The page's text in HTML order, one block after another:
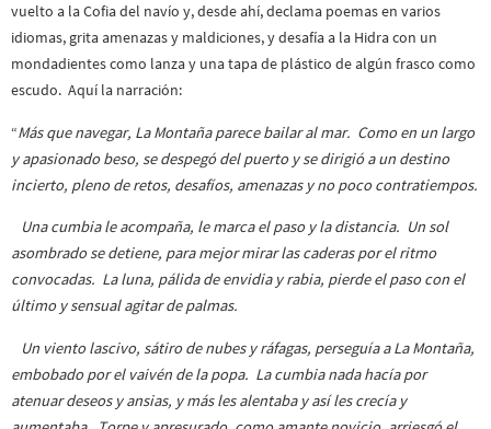
vuelto a la Cofia del navío y, desde ahí, declama poemas en varios
idiomas, grita amenazas y maldiciones, y desafía a la Hidra con un
mondadientes como lanza y una tapa de plástico de algún frasco como
escudo. Aquí la narración:
“Más que navegar, La Montaña parece bailar al mar. Como en un largo
y apasionado beso, se despegó del puerto y se dirigió a un destino
incierto, pleno de retos, desafíos, amenazas y no poco contratiempos.
Una cumbia le acompaña, le marca el paso y la distancia. Un sol
asombrado se detiene, para mejor mirar las caderas por el ritmo
convocadas. La luna, pálida de envidia y rabia, pierde el paso con el
último y sensual agitar de palmas.
Un viento lascivo, sátiro de nubes y ráfagas, perseguía a La Montaña,
embobado por el vaivén de la popa. La cumbia nada hacía por
atenuar deseos y ansias, y más les alentaba y así les crecía y